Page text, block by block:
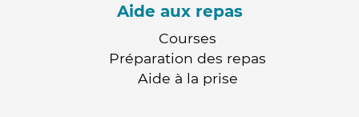
Aide aux repas
Courses
Préparation des repas
Aide à la prise